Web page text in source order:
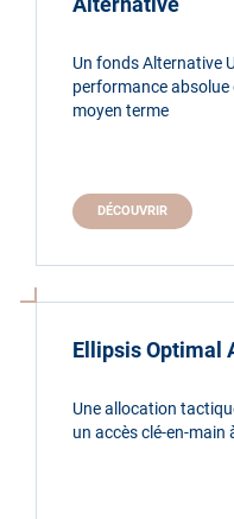
Un fonds Alternative
performance absolue
moyen terme
DÉCOUVRIR
Ellipsis Optimal
Une allocation
un accès clé-en-main